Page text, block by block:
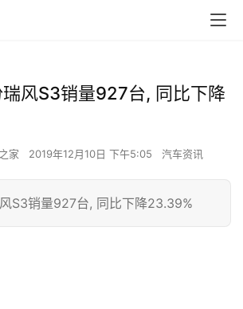
风S3销量927台, 同比下降
家 2019年12月10日 下午5:05 汽车资讯
S3销量927台, 同比下降23.39%